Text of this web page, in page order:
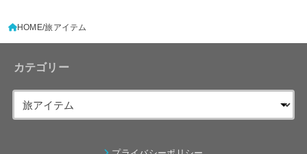
HOME 旅アイテム
カテゴリー